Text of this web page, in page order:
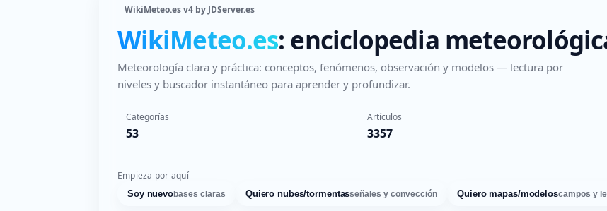
WikiMeteo.es v4 by JDServer.es
WikiMeteo.es: enciclopedia
Meteorología clara y práctica: conceptos, fenómenos, observación y modelos — lectura por
niveles y buscador instantáneo para aprender y profundizar.
Categorías
53
Artículos
3357
Empieza por aquí
Soy nuevobases claras Quiero nubes/tormentasseñales y convección Quiero mapas/modeloscampos y